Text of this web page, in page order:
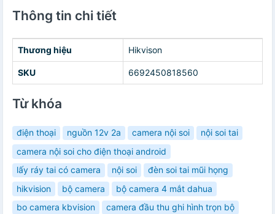
Thông tin chi tiết
Thương hiệu Hikvison
SKU 6692450818560
Từ khóa
điện thoại nguồn 12v 2a camera nội soi
nội soi tai
camera nội soi cho điện thoại android
lấy ráy tai có camera
nội soi
đèn soi tai mũi họng
hikvision
bộ camera
bộ camera 4 mắt dahua
bo camera kbvision
camera đầu thu ghi hình trọn bộ